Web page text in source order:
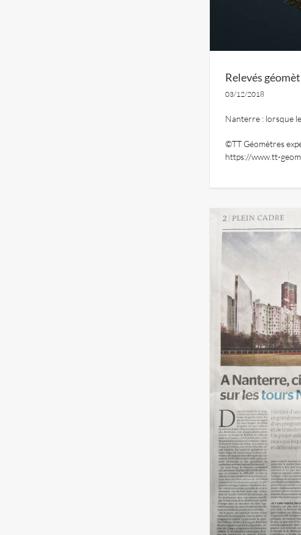
Relevés
03/12/2018
Nanterre : lorsque
©TT Géomètres
https://www.tt-